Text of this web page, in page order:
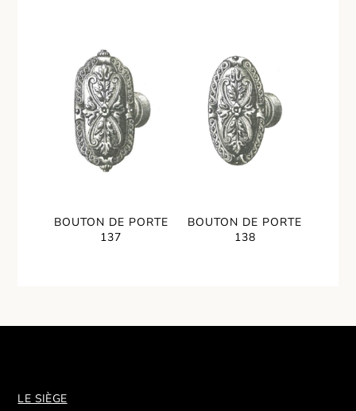
BOUTON DE PORTE
137
BOUTON DE PORTE
138
LE SIÈGE